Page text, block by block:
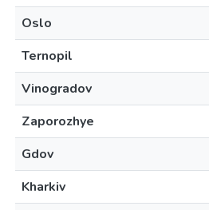
Oslo
Ternopil
Vinogradov
Zaporozhye
Gdov
Kharkiv